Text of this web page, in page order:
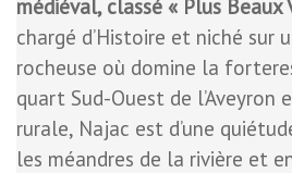
médiéval, classé « Plus Beaux
chargé d’Histoire et niché sur
rocheuse où domine la
quart Sud-Ouest de l’Aveyron
rurale, Najac est d’une
les méandres de la rivière et